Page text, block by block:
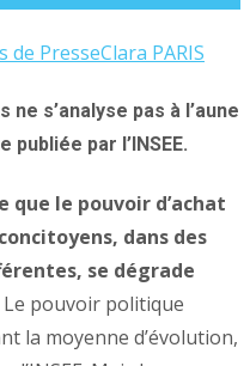
de PresseClara PARIS
s’analyse pas à l’aune
par l’INSEE.
que le pouvoir d’achat
dans des
se dégrade
Le pouvoir politique
la moyenne d’évolution,